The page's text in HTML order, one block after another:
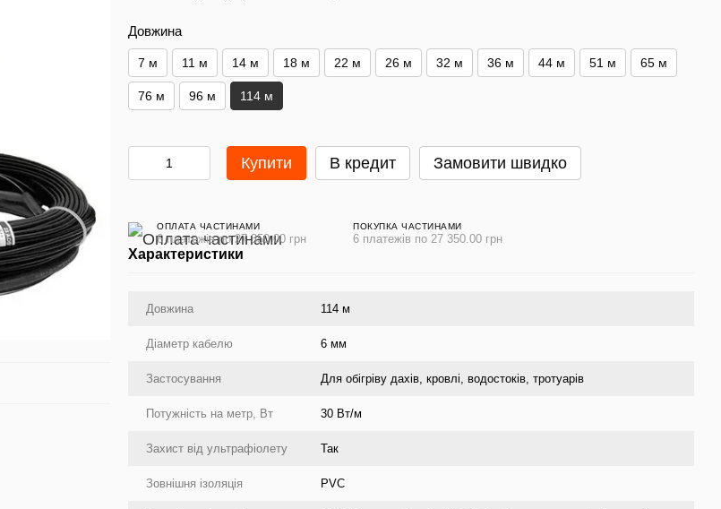
Довжина
7 м 11 м 14 м 18 м 22 м 26 м 32 м 36 м 44 м 51 м 65 м
76 м 96 м 114 м
Купити В кредит Замовити швидко
ОПЛАТА ЧАСТИНАМИ
6 платежів по 27 350.00 грн
ПОКУПКА ЧАСТИНАМИ
6 платежів по 27 350.00 грн
Характеристики
Довжина 114 м
Діаметр кабелю 6 мм
Застосування Для обігріву дахів, кровлі, водостоків, тротуарів
Потужність на метр, Вт 30 Вт/м
Захист від ультрафіолету Так
Зовнішня ізоляція PVC